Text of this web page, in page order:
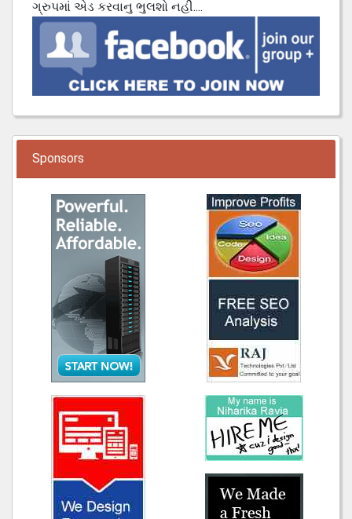
ગ્રુપમાં એડ કરવાનુ ભુલશો નહી....
Sponsors